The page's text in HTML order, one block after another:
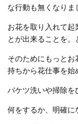
な行動も無くなりま
お花を取り入れて起
とが出来ることを。
そのためにもっと
持ちから花仕事を始
バケツ洗いや掃除を
何をするか、明確に